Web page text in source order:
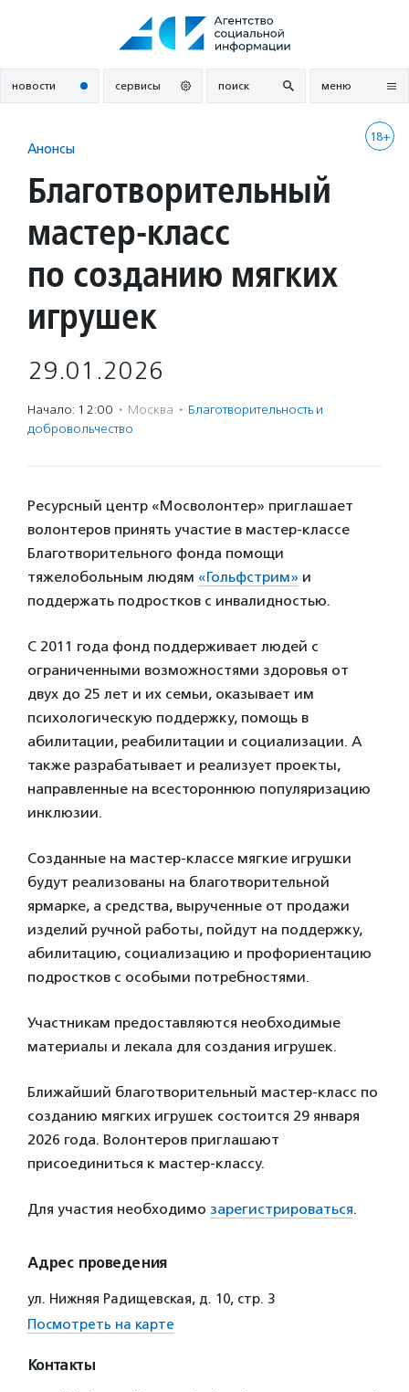
новости сервисы поиск меню
18+
Анонсы
Благотворительный
мастер-класс
по созданию мягких
игрушек
29.01.2026
Начало: 12:00 · Москва · Благотвори­тель­ность и
доброволь­чест­во
Ресурсный центр «Мосволонтер» приглашает
волонтеров принять участие в мастер-классе
Благотворительного фонда помощи
тяжелобольным людям «Гольфстрим» и
поддержать подростков с инвалидностью.
С 2011 года фонд поддерживает людей с
ограниченными возможностями здоровья от
двух до 25 лет и их семьи, оказывает им
психологическую поддержку, помощь в
абилитации, реабилитации и социализации. А
также разрабатывает и реализует проекты,
направленные на всестороннюю популяризацию
инклюзии.
Созданные на мастер-классе мягкие игрушки
будут реализованы на благотворительной
ярмарке, а средства, вырученные от продажи
изделий ручной работы, пойдут на поддержку,
абилитацию, социализацию и профориентацию
подростков с особыми потребностями.
Участникам предоставляются необходимые
материалы и лекала для создания игрушек.
Ближайший благотворительный мастер-класс по
созданию мягких игрушек состоится 29 января
2026 года. Волонтеров приглашают
присоединиться к мастер-классу.
Для участия необходимо зарегистрироваться.
Адрес проведения
ул. Нижняя Радищевская, д. 10, стр. 3
Посмотреть на карте
Контакты